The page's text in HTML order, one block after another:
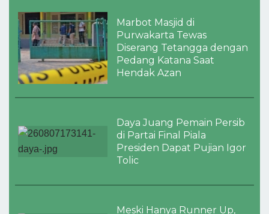
Marbot Masjid di
Purwakarta Tewas
Diserang Tetangga dengan
Pedang Katana Saat
Hendak Azan
Daya Juang Pemain Persib
di Partai Final Piala
Presiden Dapat Pujian Igor
Tolic
Meski Hanya Runner Up,